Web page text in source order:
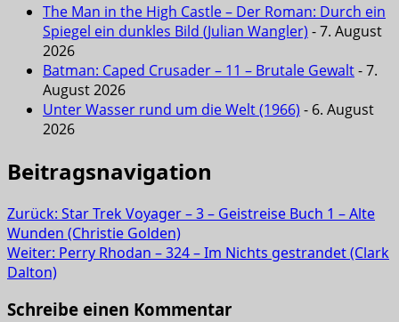
The Man in the High Castle – Der Roman: Durch ein
Spiegel ein dunkles Bild (Julian Wangler) - 7. August
2026
Batman: Caped Crusader – 11 – Brutale Gewalt- 7.
August 2026
Unter Wasser rund um die Welt (1966) - 6. August
2026
Beitragsnavigation
Zurück: Star Trek Voyager – 3 – Geistreise Buch 1 – Alte
Wunden (Christie Golden)
Weiter: Perry Rhodan – 324 – Im Nichts gestrandet (Clark
Dalton)
Schreibe einen Kommentar